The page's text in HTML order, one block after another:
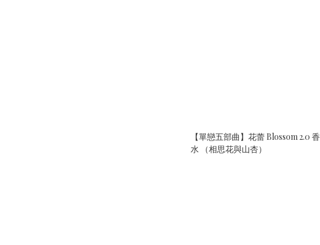
【單戀五部曲】花蕾 Blossom 2.0 香
水 （相思花與山杏）